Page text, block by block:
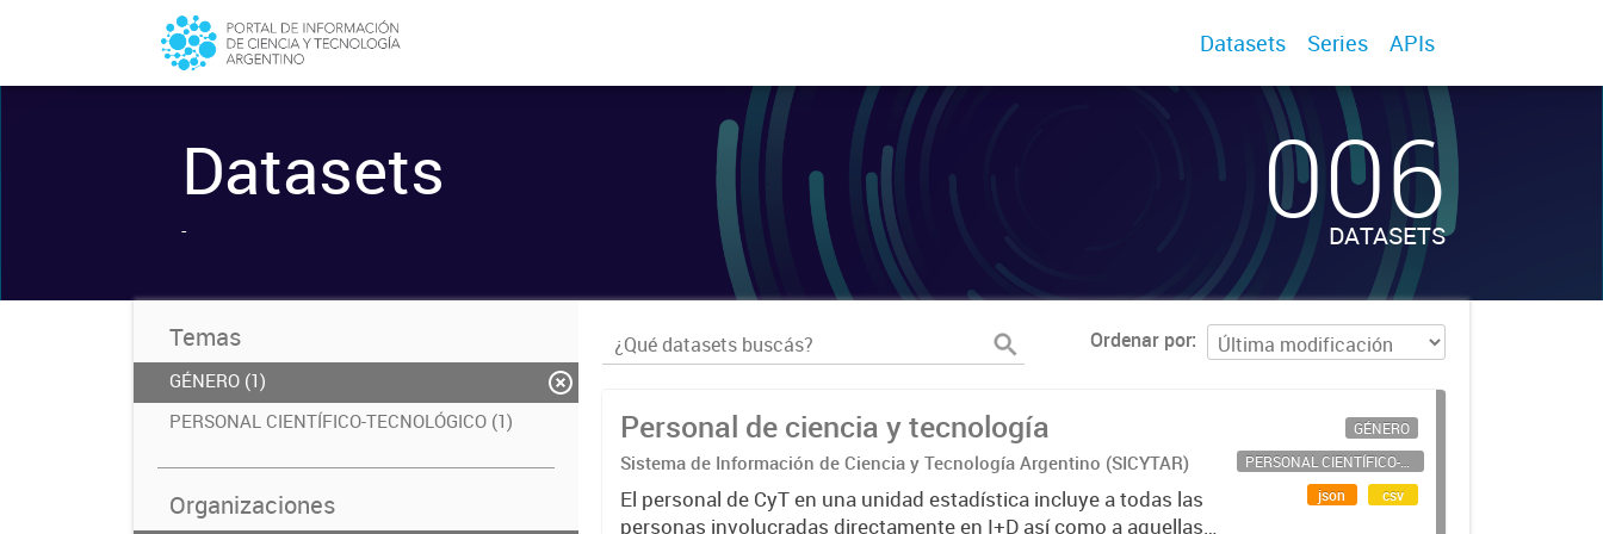
Datasets Series APIs
Datasets
- 006
DATASETS
Temas
GÉNERO (1)
PERSONAL CIENTÍFICO-TECNOLÓGICO (1)
Organizaciones
Ordenar por
Personal de ciencia y tecnología
Sistema de Información de Ciencia y Tecnología Argentino (SICYTAR)
El personal de CyT en una unidad estadística incluye a todas las
personas involucradas directamente en I+D así como a aquellas
GÉNERO
PERSONAL CIENTÍFICO-TECNOLÓGICO
json
csv